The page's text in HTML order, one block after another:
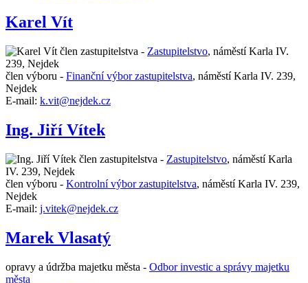
Karel Vít
člen zastupitelstva - Zastupitelstvo, náměstí Karla IV.
239, Nejdek
člen výboru - Finanční výbor zastupitelstva, náměstí Karla IV. 239,
Nejdek
E-mail: k.vit@nejdek.cz
Ing. Jiří Vítek
člen zastupitelstva - Zastupitelstvo, náměstí Karla
IV. 239, Nejdek
člen výboru - Kontrolní výbor zastupitelstva, náměstí Karla IV. 239,
Nejdek
E-mail: j.vitek@nejdek.cz
Marek Vlasatý
opravy a údržba majetku města - Odbor investic a správy majetku
města